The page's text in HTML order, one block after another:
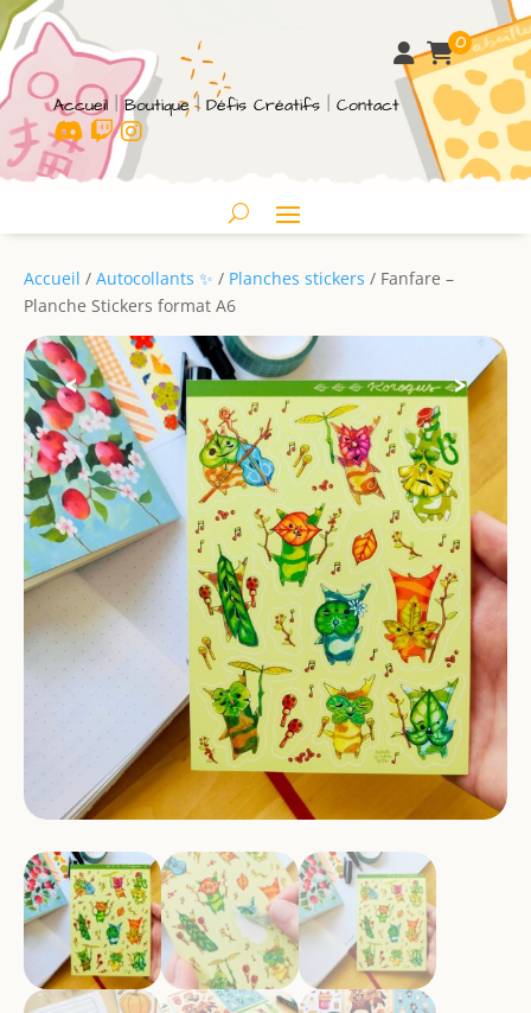
0
Accueil|Boutique| Défis Créatifs| Contact
Accueil / Autocollants ✨ / Planches stickers / Fanfare –
Planche Stickers format A6